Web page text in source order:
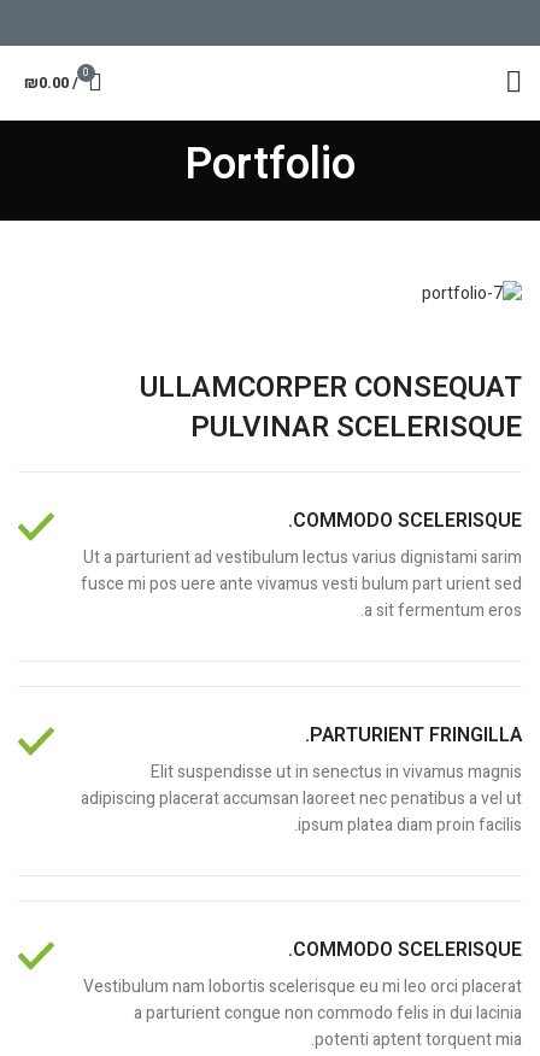
0
/
₪0.00
Portfolio
ULLAMCORPER CONSEQUAT
PULVINAR SCELERISQUE
COMMODO SCELERISQUE.
Ut a parturient ad vestibulum lectus varius dignistami sarim
fusce mi pos uere ante vivamus vesti bulum part urient sed
a sit fermentum eros.
PARTURIENT FRINGILLA.
Elit suspendisse ut in senectus in vivamus magnis
adipiscing placerat accumsan laoreet nec penatibus a vel ut
ipsum platea diam proin facilis.
COMMODO SCELERISQUE.
Vestibulum nam lobortis scelerisque eu mi leo orci placerat
a parturient congue non commodo felis in dui lacinia
potenti aptent torquent mia.